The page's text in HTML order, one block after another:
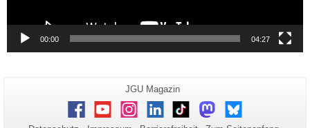
00:00 04:27
Zusätzliche
Informationen
zu
Seiten-
Name:
JGU Magazin
Facebook
YoutubeInstagram
LinkedInTikTokMastodonBluesky